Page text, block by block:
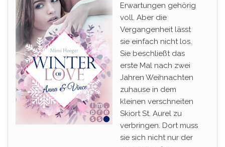
Erwartungen gehörig
voll. Aber die
Vergangenheit lässt
sie einfach nicht los.
Sie beschließt das
erste Mal nach zwei
Jahren Weihnachten
zuhause in dem
kleinen verschneiten
Skiort St. Aurel zu
verbringen. Dort muss
sie sich nicht nur der